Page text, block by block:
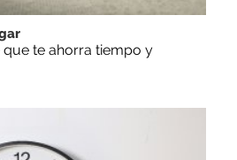
que te ahorra tiempo y